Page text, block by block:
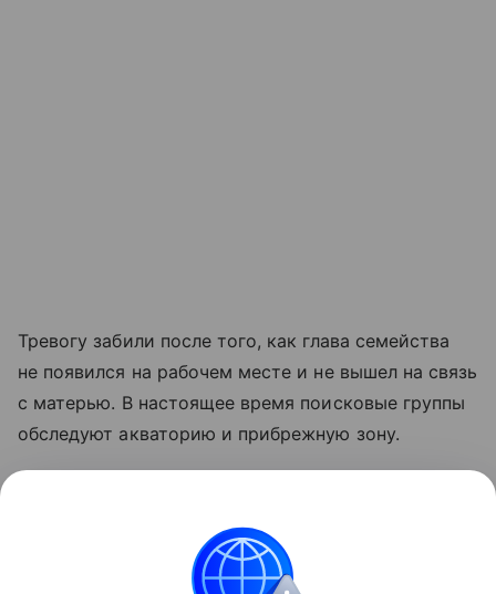
Тревогу забили после того, как глава семейства
не появился на рабочем месте и не вышел на связь
с матерью. В настоящее время поисковые группы
обследуют акваторию и прибрежную зону.
и в своей верхней части отличается быстрым,
бурным течением, что значительно осложняет
любые водные прогулки и требует повышенных